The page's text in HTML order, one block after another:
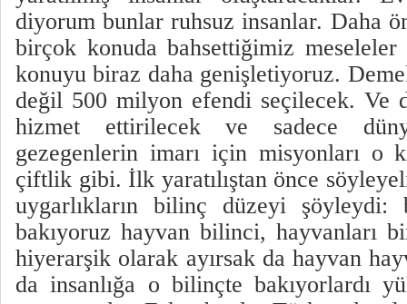
diyorum bunlar ruhsuz insanlar. Daha
birçok konuda bahsettiğimiz meseleler
konuyu biraz daha genişletiyoruz.
değil 500 milyon efendi seçilecek. Ve
hizmet ettirilecek ve sadece
gezegenlerin imarı için misyonları o
çiftlik gibi. İlk yaratılıştan önce
uygarlıkların bilinç düzeyi şöyleydi:
bakıyoruz hayvan bilinci, hayvanları
hiyerarşik olarak ayırsak da hayvan
da insanlığa o bilinçte bakıyorlardı